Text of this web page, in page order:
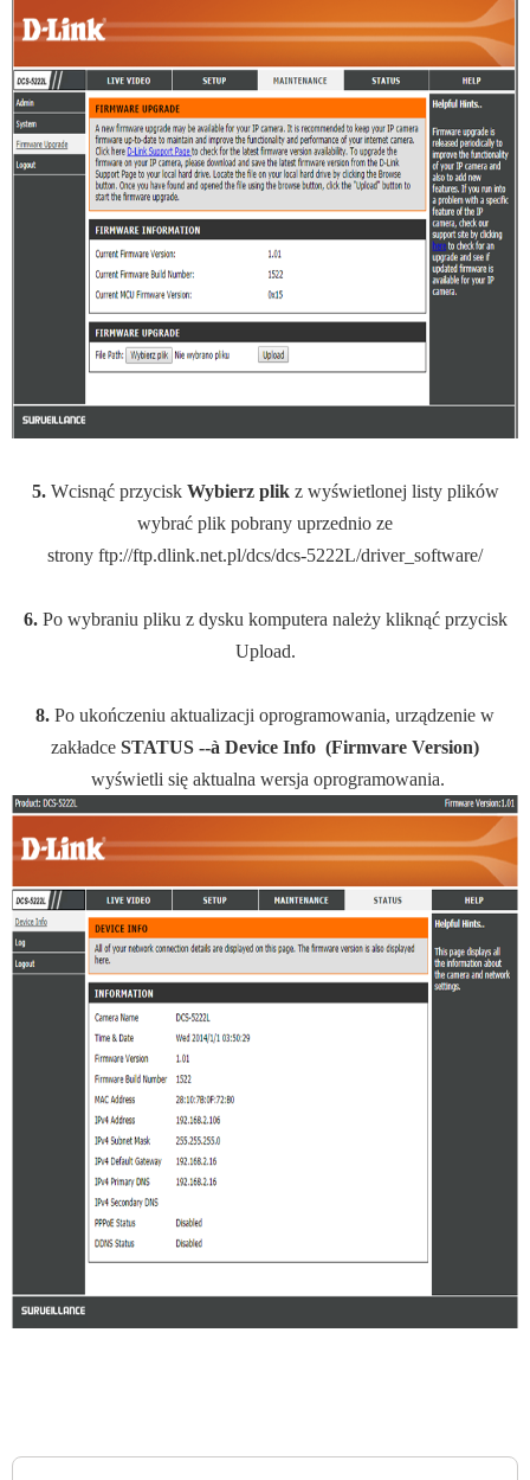
5. Wcisnąć przycisk Wybierz plik z wyświetlonej listy plików
wybrać plik pobrany uprzednio ze
strony ftp://ftp.dlink.net.pl/dcs/dcs-5222L/driver_software/
6. Po wybraniu pliku z dysku komputera należy kliknąć przycisk
Upload.
8. Po ukończeniu aktualizacji oprogramowania, urządzenie w
zakładce STATUS --à Device Info (Firmvare Version)
wyświetli się aktualna wersja oprogramowania.